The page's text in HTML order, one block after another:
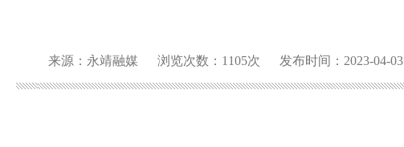
来源：永靖融媒 浏览次数： 1105次 发布时间：2023-04-03